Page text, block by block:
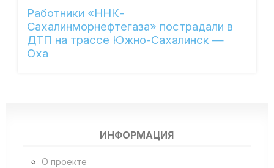
Работники «ННК-
Сахалинморнефтегаза» пострадали в
ДТП на трассе Южно-Сахалинск —
Оха
ИНФОРМАЦИЯ
О проекте